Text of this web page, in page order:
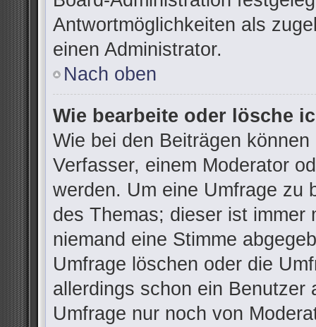
Antwortmöglichkeiten als
einen Administrator.
Nach oben
Wie bearbeite oder lösche
Wie bei den Beiträgen
Verfasser, einem Moderator
werden. Um eine Umfrage zu
des Themas; dieser ist immer
niemand eine Stimme
Umfrage löschen oder die
allerdings schon ein Benutzer
Umfrage nur noch von